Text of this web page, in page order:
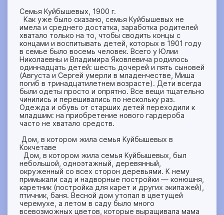
Семья Куйбышевых, 1900 г.
Как уже было сказано, семья Куйбышевых не
имела и среднего достатка, заработка родителей
хватало только на то, чтобы сводить концы с
концами и воспитывать детей, которых в 1901 году
в семье было восемь человек. Всего у Юлии
Николаевны и Владимира Яковлевича родилось
одиннадцать детей: шесть дочерей и пять сыновей
(Августа и Сергей умерли в младенчестве, Миша
погиб в тринадцатилетнем возрасте). Дети всегда
были одеты просто и опрятно. Все вещи тщательно
чинились и перешивались по нескольку раз.
Одежда и обувь от старших детей переходили к
младшим: на приобретение нового гардероба
часто не хватало средств.
Дом, в котором жила семья Куйбышевых в
Кокчетаве
Дом, в котором жила семья Куйбышевых, был
небольшой, одноэтажный, деревянный,
окруженный со всех сторон деревьями. К нему
примыкали сад и надворные постройки — конюшня,
каретник (постройка для карет и других экипажей),
птичник, баня. Весной дом утопал в цветущей
черемухе, а летом в саду было много
всевозможных цветов, которые выращивала мама